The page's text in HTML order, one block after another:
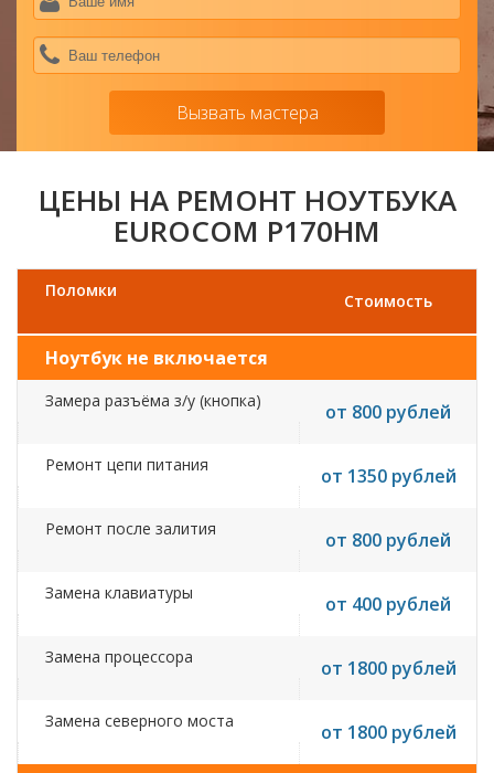
Вызвать мастера
ЦЕНЫ НА РЕМОНТ НОУТБУКА
EUROCOM P170HM
Поломки
Стоимость
Ноутбук не включается
Замера разъёма з/у (кнопка) от 800 рублей
Ремонт цепи питания от 1350 рублей
Ремонт после залития от 800 рублей
Замена клавиатуры от 400 рублей
Замена процессора от 1800 рублей
Замена северного моста от 1800 рублей